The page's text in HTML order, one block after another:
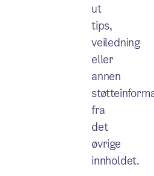
ut
tips,
veiledning
eller
annen
fra
det
øvrige
innholdet.